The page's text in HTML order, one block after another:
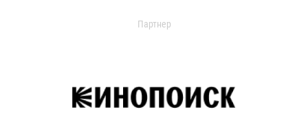
Партнер